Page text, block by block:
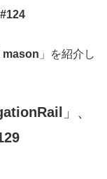
#124
mason 」を紹介し
」、